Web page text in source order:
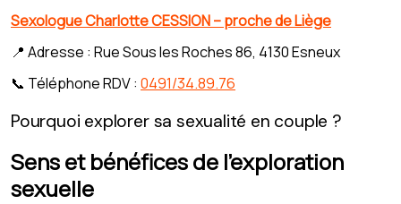
Sexologue Charlotte CESSION – proche de Liège
📍 Adresse : Rue Sous les Roches 86, 4130 Esneux
📞 Téléphone RDV : 0491/34.89.76
Pourquoi explorer sa sexualité en couple ?
Sens et bénéfices de l’exploration
sexuelle